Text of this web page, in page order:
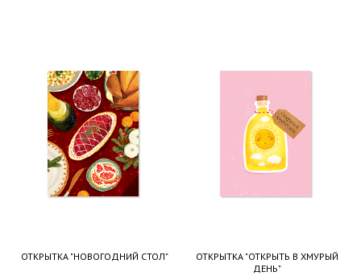
ОТКРЫТКА "НОВОГОДНИЙ СТОЛ"
ОТКРЫТКА "ОТКРЫТЬ В ХМУРЫЙ
ДЕНЬ"